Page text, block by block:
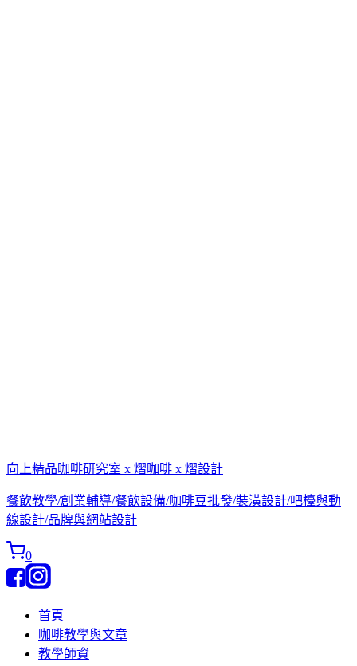
向上精品咖啡研究室 x 熠咖啡 x 熠設計
餐飲教學/創業輔導/餐飲設備/咖啡豆批發/裝潢設計/吧檯與動
線設計/品牌與網站設計
0
首頁
咖啡教學與文章
教學師資